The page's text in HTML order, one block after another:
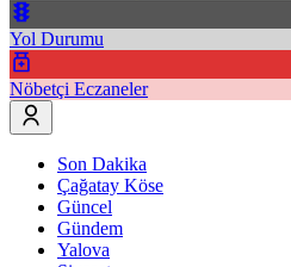
Yol Durumu
Nöbetçi Eczaneler
Son Dakika
Çağatay Köse
Güncel
Gündem
Yalova